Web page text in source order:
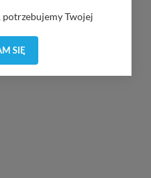
Twojej
Twoje dane (w tym
w celu usprawnienia
SIĘ